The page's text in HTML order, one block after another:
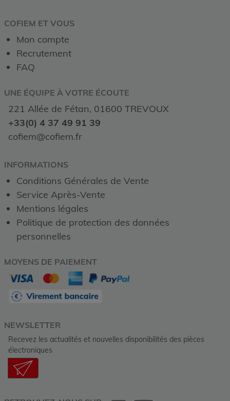
COFIEM ET VOUS
Mon compte
Recrutement
FAQ
UNE ÉQUIPE À VOTRE ÉCOUTE
221 Allée de Fétan, 01600 TREVOUX
+33(0) 4 37 49 91 39
cofiem@cofiem.fr
INFORMATIONS
Conditions Générales de Vente
Service Après-Vente
Mentions légales
Politique de protection des données
personnelles
MOYENS DE PAIEMENT
NEWSLETTER
Recevez les actualités et nouvelles disponibilités des pièces
électroniques